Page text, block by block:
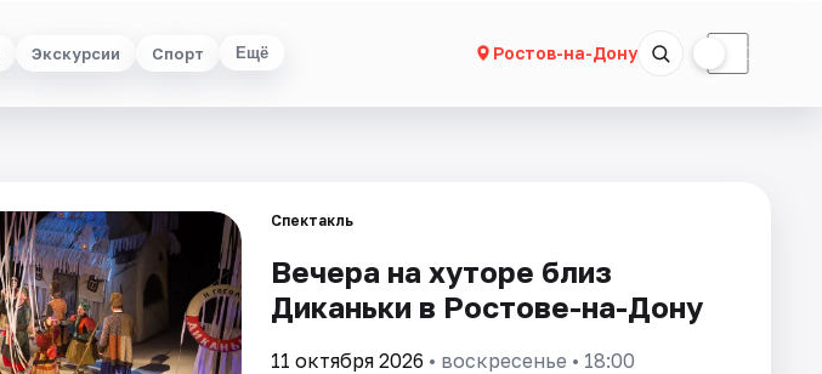
Экскурсии Спорт Ещё Ростов-на-Дону ☾
Спектакль
Вечера на хуторе близ
Диканьки в Ростове-на-Дону
11 октября 2026 • воскресенье • 18:00